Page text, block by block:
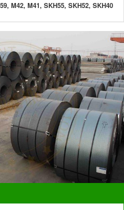
M42, M41, SKH55, SKH52, SKH40